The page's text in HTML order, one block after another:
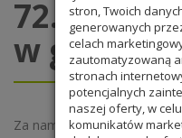
stron, Twoich
generowanych
celach
zautomatyzowaną
stronach
potencjalnych
naszej oferty, w
komunikatów
w getcie
Za nami obchody kolejnej